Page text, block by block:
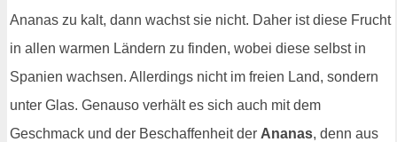
Ananas zu kalt, dann wachst sie nicht. Daher ist diese Frucht
in allen warmen Ländern zu finden, wobei diese selbst in
Spanien wachsen. Allerdings nicht im freien Land, sondern
unter Glas. Genauso verhält es sich auch mit dem
Geschmack und der Beschaffenheit der Ananas, denn aus